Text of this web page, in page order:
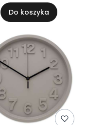
Do koszyka